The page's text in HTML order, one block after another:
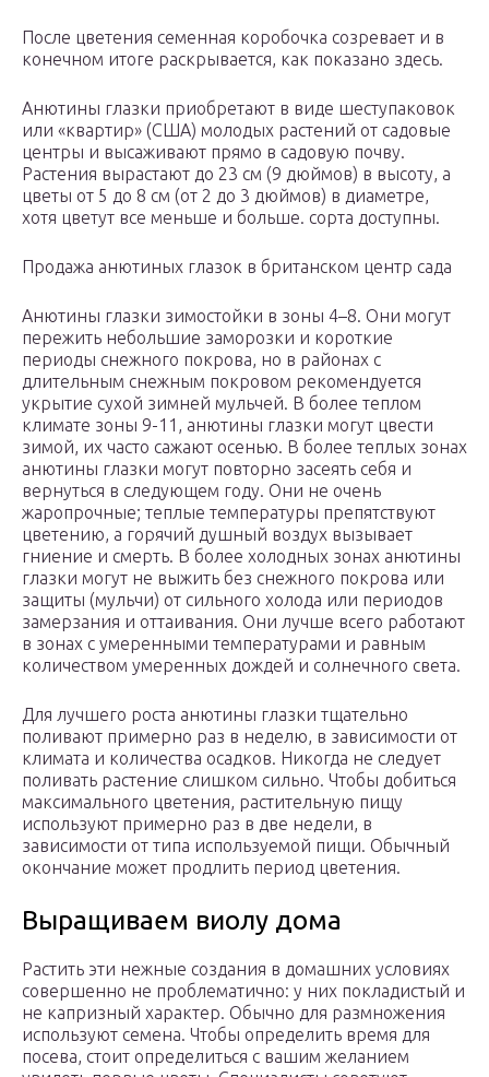
После цветения семенная коробочка созревает и в
конечном итоге раскрывается, как показано здесь.
Анютины глазки приобретают в виде шеступаковок
или «квартир» (США) молодых растений от садовые
центры и высаживают прямо в садовую почву.
Растения вырастают до 23 см (9 дюймов) в высоту, а
цветы от 5 до 8 см (от 2 до 3 дюймов) в диаметре,
хотя цветут все меньше и больше. сорта доступны.
Продажа анютиных глазок в британском центр сада
Анютины глазки зимостойки в зоны 4–8. Они могут
пережить небольшие заморозки и короткие
периоды снежного покрова, но в районах с
длительным снежным покровом рекомендуется
укрытие сухой зимней мульчей. В более теплом
климате зоны 9-11, анютины глазки могут цвести
зимой, их часто сажают осенью. В более теплых зонах
анютины глазки могут повторно засеять себя и
вернуться в следующем году. Они не очень
жаропрочные; теплые температуры препятствуют
цветению, а горячий душный воздух вызывает
гниение и смерть. В более холодных зонах анютины
глазки могут не выжить без снежного покрова или
защиты (мульчи) от сильного холода или периодов
замерзания и оттаивания. Они лучше всего работают
в зонах с умеренными температурами и равным
количеством умеренных дождей и солнечного света.
Для лучшего роста анютины глазки тщательно
поливают примерно раз в неделю, в зависимости от
климата и количества осадков. Никогда не следует
поливать растение слишком сильно. Чтобы добиться
максимального цветения, растительную пищу
используют примерно раз в две недели, в
зависимости от типа используемой пищи. Обычный
окончание может продлить период цветения.
Выращиваем виолу дома
Растить эти нежные создания в домашних условиях
совершенно не проблематично: у них покладистый и
не капризный характер. Обычно для размножения
используют семена. Чтобы определить время для
посева, стоит определиться с вашим желанием